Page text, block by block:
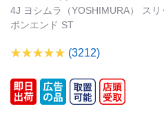
4J ヨシムラ（YOSHIMURA） ス
ボンエンド ST
(3212)